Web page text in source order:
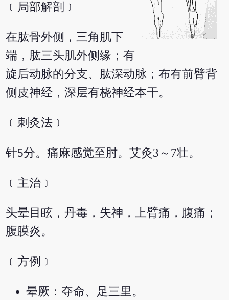
﹝局部解剖﹞
在肱骨外侧，三角肌下
端，肱三头肌外侧缘；有
旋后动脉的分支、肱深动脉；布有前臂背
侧皮神经，深层有桡神经本干。
﹝刺灸法﹞
针5分。痛麻感觉至肘。艾灸3～7壮。
﹝主治﹞
头晕目眩，丹毒，失神，上臂痛，腹痛；
腹膜炎。
﹝方例﹞
晕厥：夺命、足三里。